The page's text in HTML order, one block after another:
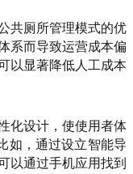
共厕所管理模式的优
系而导致运营成本偏
以显著降低人工成本
化设计，使使用者体
如，通过设立智能导
以通过手机应用找到